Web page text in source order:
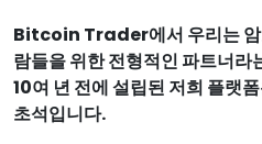
Bitcoin Trader에서 우리는 암
람들을 위한 전형적인 파트너라
10여 년 전에 설립된 저희 플랫
초석입니다.